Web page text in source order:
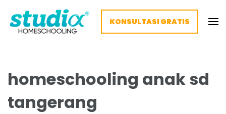
KONSULTASI GRATIS
homeschooling anak sd
tangerang